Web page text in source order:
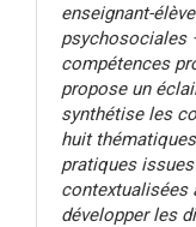
enseignant-
psychosociales
compétences
propose un
synthétise les
huit
pratiques
contextualisées
développer les